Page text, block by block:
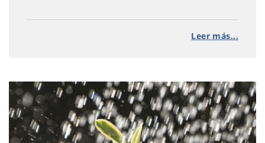
Leer más...